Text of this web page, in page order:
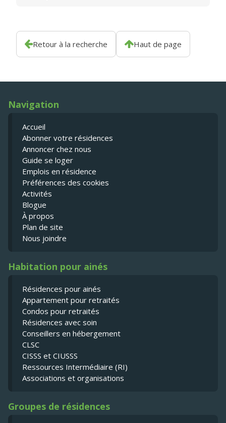
Retour à la recherche Haut de page
Navigation
Accueil
Abonner votre résidences
Annoncer chez nous
Guide se loger
Emplois en résidence
Préférences des cookies
Activités
Blogue
À propos
Plan de site
Nous joindre
Habitation pour ainés
Résidences pour ainés
Appartement pour retraités
Condos pour retraités
Résidences avec soin
Conseillers en hébergement
CLSC
CISSS et CIUSSS
Ressources Intermédiaire (RI)
Associations et organisations
Groupes de résidences